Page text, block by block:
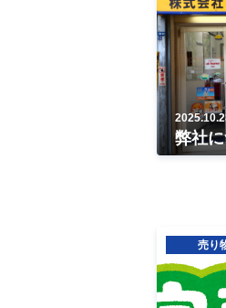
弊社
売り